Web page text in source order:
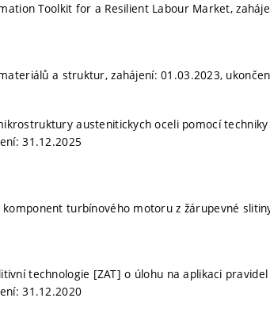
Toolkit for a Resilient Labour Market,
a struktur, zahájení: 01.03.2023,
austenitickych oceli pomocí
31.12.2025
turbínového motoru z žárupevné
technologie [ZAT] o úlohu na aplikaci
31.12.2020